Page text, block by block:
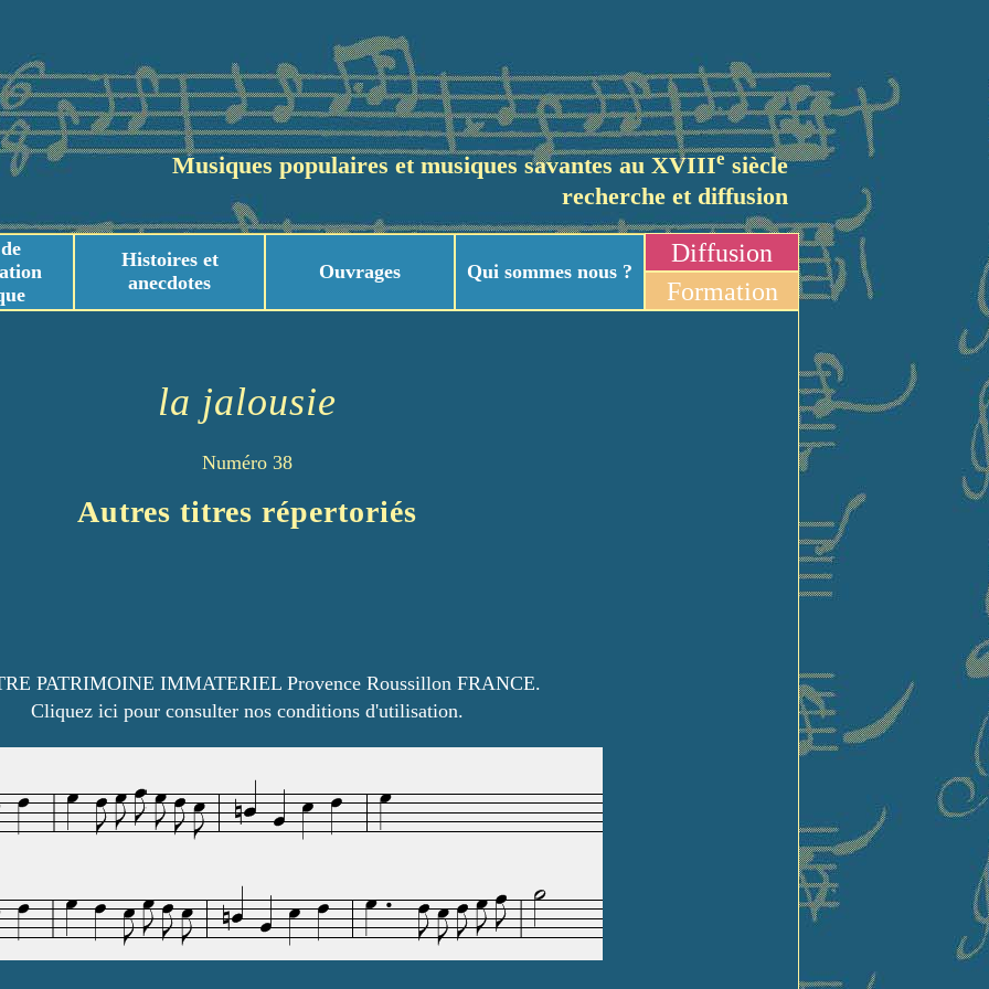
Musiques populaires et musiques savantes au XVIIIesiècle
recherche et diffusion
Histoires et
anecdotes
Ouvrages Qui sommes nous ?
Diffusion
Formation
la jalousie
Numéro 38
Autres titres répertoriés
PATRIMOINE IMMATERIEL Provence Roussillon FRANCE.
Cliquez ici pour consulter nos conditions d'utilisation.